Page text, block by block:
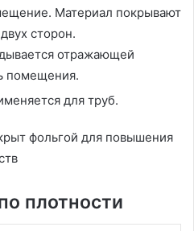
Материал покрывают
сторон.
отражающей
помещения.
для труб.
фольгой для повышения
плотности